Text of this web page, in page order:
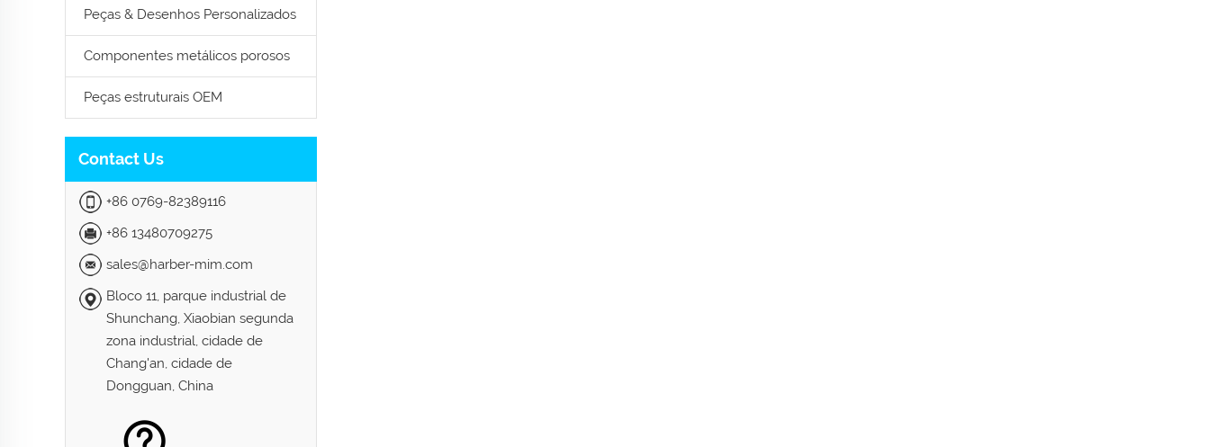
Peças & Desenhos Personalizados
Componentes metálicos porosos
Peças estruturais OEM
Contact Us
+86 0769-82389116
+86 13480709275
sales@harber-mim.com
Bloco 11, parque industrial de
Shunchang, Xiaobian segunda
zona industrial, cidade de
Chang'an, cidade de
Dongguan, China